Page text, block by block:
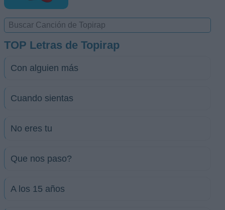
TOP Letras de Topirap
Con alguien más
Cuando sientas
No eres tu
Que nos paso?
A los 15 años